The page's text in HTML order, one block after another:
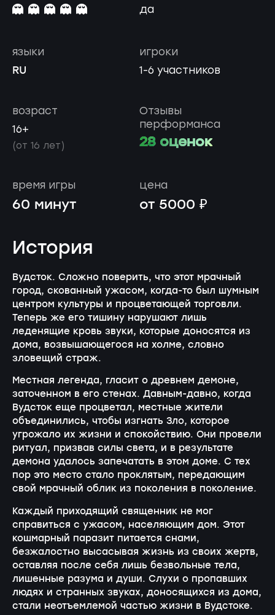
да
игроки
1-6 участников
языки
RU
возраст
16+
(от 16 лет)
Отзывы
перформанса
28 оценок
время игры
60 минут
цена
от 5000 ₽
История
Вудсток. Сложно поверить, что этот мрачный
город, скованный ужасом, когда-то был шумным
центром культуры и процветающей торговли.
Теперь же его тишину нарушают лишь
леденящие кровь звуки, которые доносятся из
дома, возвышающегося на холме, словно
зловещий страж.
Местная легенда, гласит о древнем демоне,
заточенном в его стенах. Давным-давно, когда
Вудсток еще процветал, местные жители
объединились, чтобы изгнать Зло, которое
угрожало их жизни и спокойствию. Они провели
ритуал, призвав силы света, и в результате
демона удалось запечатать в этом доме. С тех
пор это место стало проклятым, передающим
свой мрачный облик из поколения в поколение.
Каждый приходящий священник не мог
справиться с ужасом, населяющим дом. Этот
кошмарный паразит питается снами,
безжалостно высасывая жизнь из своих жертв,
оставляя после себя лишь безвольные тела,
лишенные разума и души. Слухи о пропавших
людях и странных звуках, доносящихся из дома,
стали неотъемлемой частью жизни в Вудстоке.